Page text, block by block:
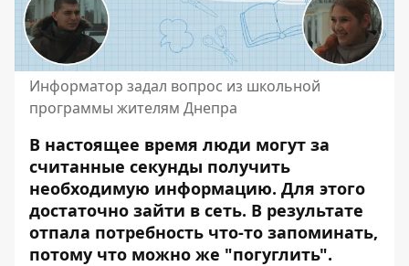
Информатор задал вопрос из школьной
программы жителям Днепра
В настоящее время люди могут за
считанные секунды получить
необходимую информацию. Для этого
достаточно зайти в сеть. В результате
отпала потребность что-то запоминать,
потому что можно же "погуглить".